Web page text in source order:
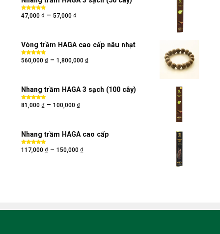
Được xếp
hạng 5.005
47,000 ₫ – 57,000 ₫
Vòng trầm HAGA cao cấp nâu nhạt
Được xếp
hạng5.005
560,000 ₫ – 1,800,000 ₫
Nhang trầm HAGA 3 sạch (100 cây)
Được xếp
hạng 5.005
81,000 ₫ – 100,000 ₫
Nhang trầm HAGA cao cấp
Được xếp
hạng5.005
117,000 ₫ – 150,000 ₫